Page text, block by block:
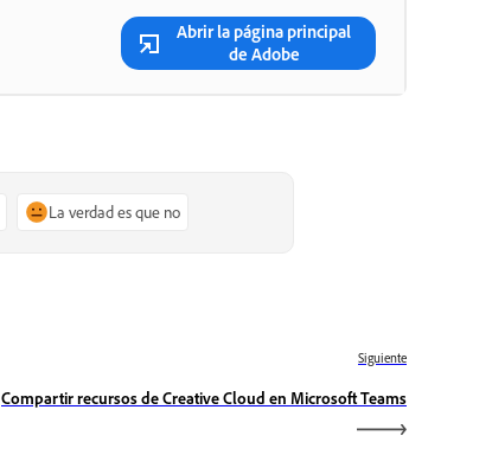
Abrir la página principal
de Adobe
La verdad es que no
Siguiente
Compartir recursos de Creative Cloud en Microsoft Teams